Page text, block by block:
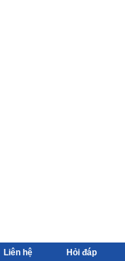
Liên hệ Hỏi đáp